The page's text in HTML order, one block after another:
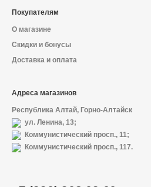
Покупателям
О магазине
Скидки и бонусы
Доставка и оплата
Адреса магазинов
Республика Алтай, Горно-Алтайск
ул. Ленина, 13;
Коммунистический просп., 11;
Коммунистический просп., 117.